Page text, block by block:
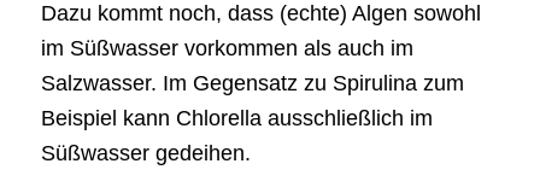
Dazu kommt noch, dass (echte) Algen sowohl
im Süßwasser vorkommen als auch im
Salzwasser. Im Gegensatz zu Spirulina zum
Beispiel kann Chlorella ausschließlich im
Süßwasser gedeihen.